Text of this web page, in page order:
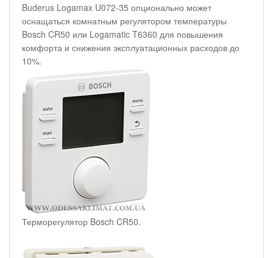
Buderus Logamax U072-35 опционально может
оснащаться комнатным регулятором температуры
Bosch CR50 или Logamatic T6360 для повышения
комфорта и снижения эксплуатационных расходов до
10%.
Терморегулятор Bosch CR50.